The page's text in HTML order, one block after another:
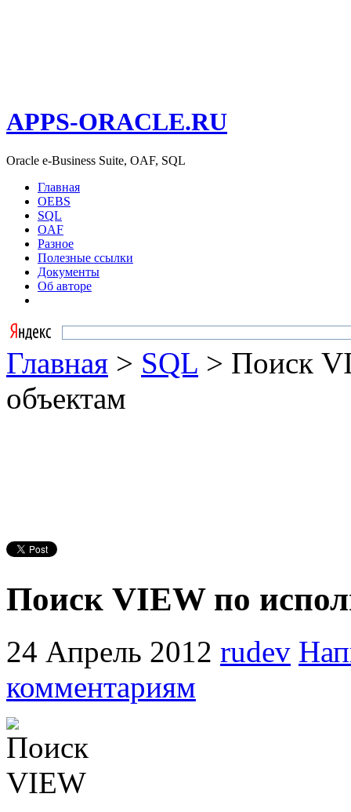
APPS-ORACLE.RU
Oracle e-Business Suite, OAF, SQL
Главная
OEBS
SQL
OAF
Разное
Полезные ссылки
Документы
Об авторе
Главная > SQL > Поиск
объектам
Поиск VIEW по
24 Апрель 2012 rudev
комментариям